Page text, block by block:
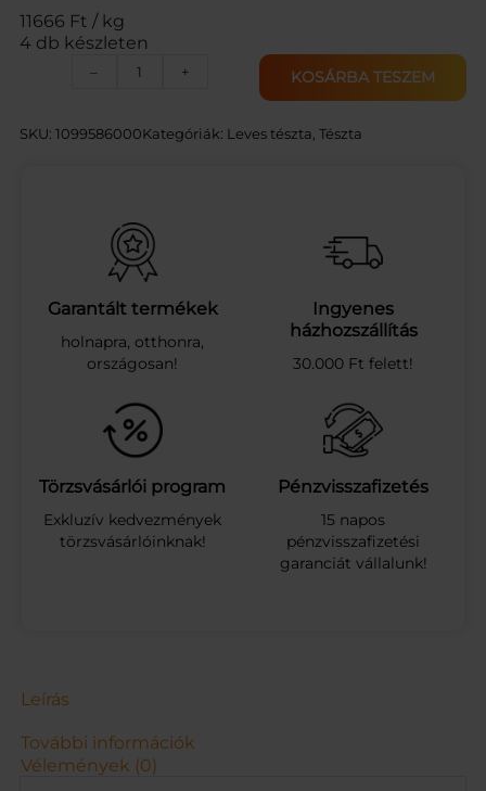
11666 Ft / kg
4 db készleten
–
M
G
G
O
M
E
V
S
F
A
L
U
S
I
Z
.
6
+ KOSÁRBA TESZEM
SKU: 1099586000Kategóriák: Leves tészta Tészta
Garantált termékek
holnapra, otthonra,
országosan!
Ingyenes
házhozszállítás
30.000 Ft felett!
Törzsvásárlói program
Exkluzív kedvezmények
törzsvásárlóinknak!
Pénzvisszafizetés
15 napos
pénzvisszafizetési
garanciát vállalunk!
Leírás
További információk
Vélemények (0)